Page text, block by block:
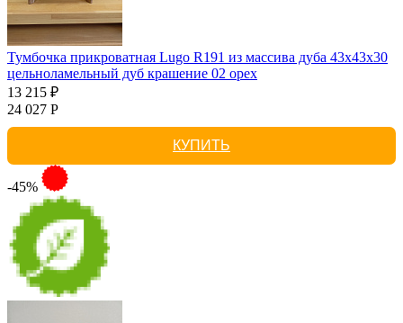
Тумбочка прикроватная Lugo R191 из массива дуба 43х43х30
цельноламельный дуб крашение 02 орех
13 215 ₽
24 027 Р
КУПИТЬ
-45%